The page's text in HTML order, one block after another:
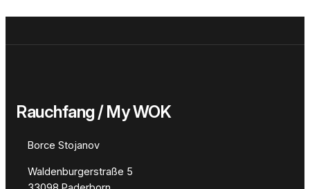
Rauchfang / My WOK
Borce Stojanov
Waldenburgerstraße 5